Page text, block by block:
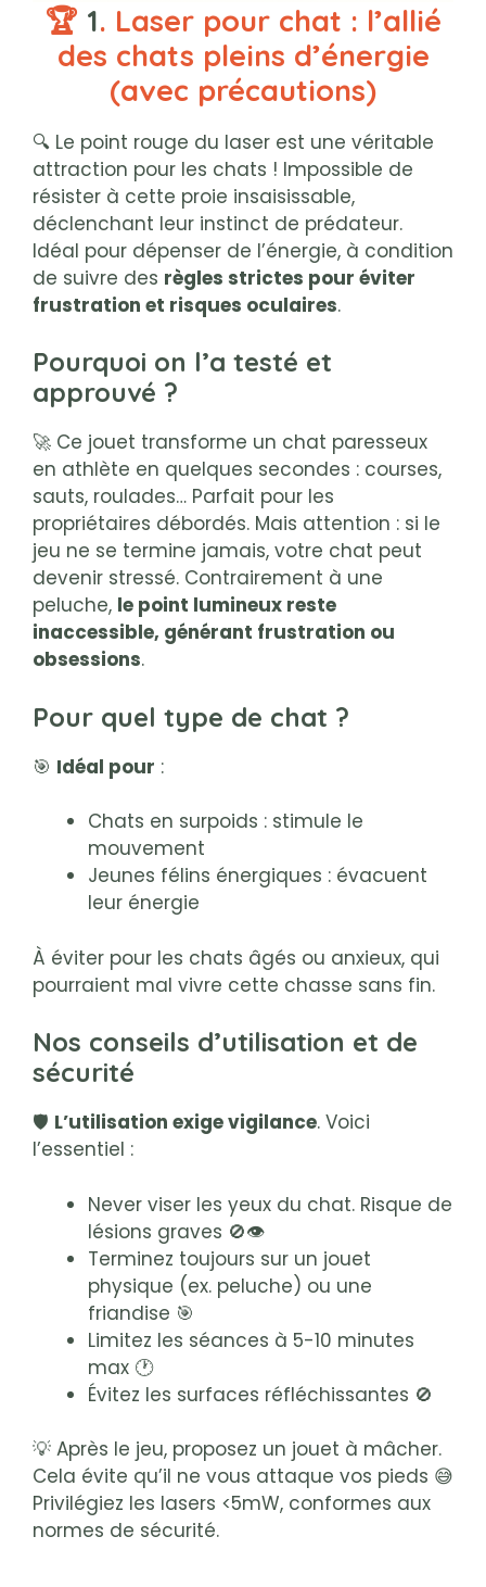
🏆 1. Laser pour chat : l’allié
des chats pleins d’énergie
(avec précautions)
🔍 Le point rouge du laser est une véritable
attraction pour les chats ! Impossible de
résister à cette proie insaisissable,
déclenchant leur instinct de prédateur.
Idéal pour dépenser de l’énergie, à condition
de suivre des règles strictes pour éviter
frustration et risques oculaires.
Pourquoi on l’a testé et
approuvé ?
🚀 Ce jouet transforme un chat paresseux
en athlète en quelques secondes : courses,
sauts, roulades… Parfait pour les
propriétaires débordés. Mais attention : si le
jeu ne se termine jamais, votre chat peut
devenir stressé. Contrairement à une
peluche, le point lumineux reste
inaccessible, générant frustration ou
obsessions.
Pour quel type de chat ?
🎯 Idéal pour :
Chats en surpoids : stimule le
mouvement
Jeunes félins énergiques : évacuent
leur énergie
À éviter pour les chats âgés ou anxieux, qui
pourraient mal vivre cette chasse sans fin.
Nos conseils d’utilisation et de
sécurité
🛡️ L’utilisation exige vigilance. Voici
l’essentiel :
Never viser les yeux du chat. Risque de
lésions graves 🚫👁️
Terminez toujours sur un jouet
physique (ex. peluche) ou une
friandise 🎯
Limitez les séances à 5-10 minutes
max 🕐
Évitez les surfaces réfléchissantes 🚫
💡 Après le jeu, proposez un jouet à mâcher.
Cela évite qu’il ne vous attaque vos pieds 😅
Privilégiez les lasers <5mW, conformes aux
normes de sécurité.